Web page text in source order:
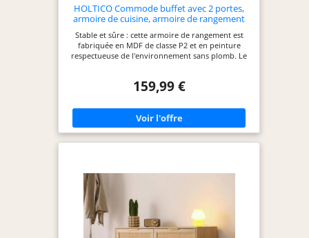
HOLTICO Commode buffet avec 2 portes,
armoire de cuisine, armoire de rangement
pour salon, cuisine, chambre à coucher -
Vert
Stable et sûre : cette armoire de rangement est
fabriquée en MDF de classe P2 et en peinture
respectueuse de l'environnement sans plomb. Le
dorés robustes sont fabriqués en bois massif pour
: cet aparador moderne est un meuble élégant et
décoratif. Il est doté de portes avec un motif en
relief et de poignées en forme de diamant. Son
design spécial en fait un meuble caractéristique
rangement et peut être considérée comme une
excellente solution de rangement dans différentes
pièces. Il convient à la plupart des pièces de votre
maison et peut offrir un espace de rangement
supplémentaire dans la chambre, le salon, la salle
à manger, la cuisine ou le couloir. Espace de
159,99 €